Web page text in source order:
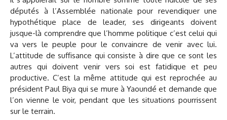
députés à l’Assemblée nationale pour revendiquer une
hypothétique place de leader, ses dirigeants doivent
jusque-là comprendre que l’homme politique c’est celui qui
va vers le peuple pour le convaincre de venir avec lui.
L’attitude de suffisance qui consiste à dire que ce sont les
autres qui doivent venir vers soi est fatidique et peu
productive. C’est la même attitude qui est reprochée au
président Paul Biya qui se mure à Yaoundé et demande que
l’on vienne le voir, pendant que les situations pourrissent
sur le terrain.